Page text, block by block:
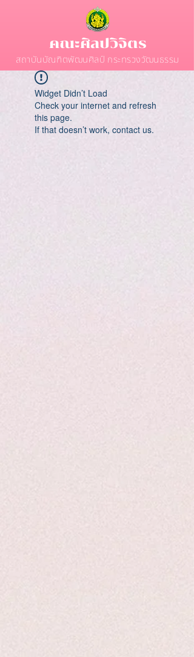
คณะศิลปวิจิตร
สถาบันบัณฑิตพัฒนศิลป์ กระทรวงวัฒนธรรม
Widget Didn’t Load
Check your internet and refresh
this page.
If that doesn’t work, contact us.